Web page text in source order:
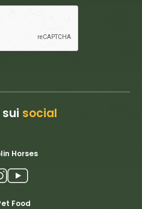
social
Horses
Food